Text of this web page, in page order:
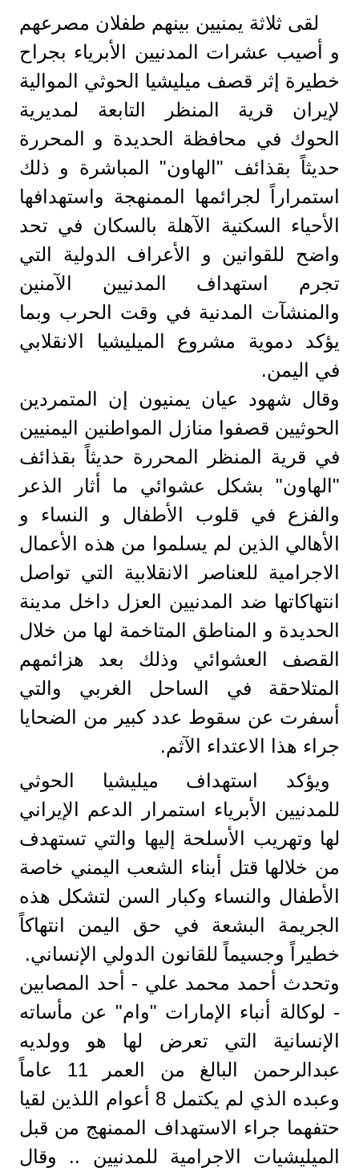
لقى ثلاثة يمنيين بينهم طفلان مصرعهم
و أصيب عشرات المدنيين الأبرياء بجراح
خطيرة إثر قصف ميليشيا الحوثي الموالية
لإيران قرية المنظر التابعة لمديرية
الحوك في محافظة الحديدة و المحررة
حديثاً بقذائف "الهاون" المباشرة و ذلك
استمراراً لجرائمها الممنهجة واستهدافها
الأحياء السكنية الآهلة بالسكان في تحد
واضح للقوانين و الأعراف الدولية التي
تجرم استهداف المدنيين الآمنين
والمنشآت المدنية في وقت الحرب وبما
يؤكد دموية مشروع الميليشيا الانقلابي
في اليمن.
وقال شهود عيان يمنيون إن المتمردين
الحوثيين قصفوا منازل المواطنين اليمنيين
في قرية المنظر المحررة حديثاً بقذائف
"الهاون" بشكل عشوائي ما أثار الذعر
والفزع في قلوب الأطفال و النساء و
الأهالي الذين لم يسلموا من هذه الأعمال
الاجرامية للعناصر الانقلابية التي تواصل
انتهاكاتها ضد المدنيين العزل داخل مدينة
الحديدة و المناطق المتاخمة لها من خلال
القصف العشوائي وذلك بعد هزائمهم
المتلاحقة في الساحل الغربي والتي
أسفرت عن سقوط عدد كبير من الضحايا
جراء هذا الاعتداء الآثم.
ويؤكد استهداف ميليشيا الحوثي
للمدنيين الأبرياء استمرار الدعم الإيراني
لها وتهريب الأسلحة إليها والتي تستهدف
من خلالها قتل أبناء الشعب اليمني خاصة
الأطفال والنساء وكبار السن لتشكل هذه
الجريمة البشعة في حق اليمن انتهاكاً
خطيراً وجسيماً للقانون الدولي الإنساني.
وتحدث أحمد محمد علي - أحد المصابين
- لوكالة أنباء الإمارات "وام" عن مأساته
الإنسانية التي تعرض لها هو وولديه
عبدالرحمن البالغ من العمر 11 عاماً
وعبده الذي لم يكتمل 8 أعوام اللذين لقيا
حتفهما جراء الاستهداف الممنهج من قبل
الميليشيات الاجرامية للمدنيين .. وقال